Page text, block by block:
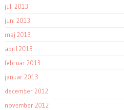
juli 2013
juni 2013
maj 2013
april 2013
februar 2013
januar 2013
december 2012
november 2012